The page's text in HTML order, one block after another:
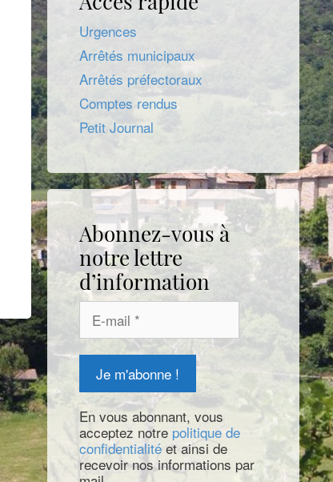
Urgences
Arrêtés municipaux
Arrêtés préfectoraux
Comptes rendus
Petit Journal
Abonnez-vous à
notre lettre
d’information
En vous abonnant, vous
acceptez notre politique de
confidentialité et ainsi de
recevoir nos informations par